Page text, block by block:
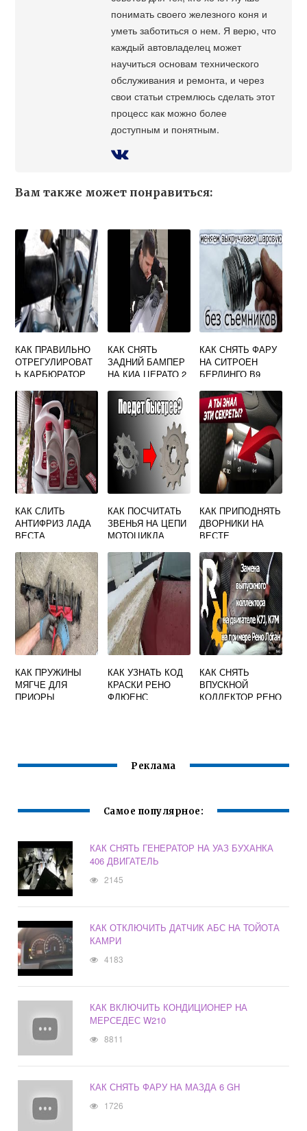
понимать своего железного коня и
уметь заботиться о нем. Я верю, что
каждый автовладелец может
научиться основам технического
обслуживания и ремонта, и через
свои статьи стремлюсь сделать этот
процесс как можно более
доступным и понятным.
Вам также может понравиться:
КАК ПРАВИЛЬНО
ОТРЕГУЛИРОВАТ
Ь КАРБЮРАТОР
КУБОВ
КАК СНЯТЬ
ЗАДНИЙ БАМПЕР
НА КИА ЦЕРАТО 2
КАК СНЯТЬ ФАРУ
НА СИТРОЕН
БЕРЛИНГО В9
КАК СЛИТЬ
АНТИФРИЗ ЛАДА
ВЕСТА
КАК ПОСЧИТАТЬ
ЗВЕНЬЯ НА ЦЕПИ
МОТОЦИКЛА
КАК ПРИПОДНЯТЬ
ДВОРНИКИ НА
ВЕСТЕ
КАК ПРУЖИНЫ
МЯГЧЕ ДЛЯ
ПРИОРЫ
КАК УЗНАТЬ КОД
КРАСКИ РЕНО
ФЛЮЕНС
КАК СНЯТЬ
ВПУСКНОЙ
КОЛЛЕКТОР РЕНО
Реклама
Самое популярное:
КАК СНЯТЬ ГЕНЕРАТОР НА УАЗ БУХАНКА
406 ДВИГАТЕЛЬ
2145
КАК ОТКЛЮЧИТЬ ДАТЧИК АБС НА ТОЙОТА
КАМРИ
4183
КАК ВКЛЮЧИТЬ КОНДИЦИОНЕР НА
МЕРСЕДЕС W210
8811
КАК СНЯТЬ ФАРУ НА МАЗДА 6 GH
1726